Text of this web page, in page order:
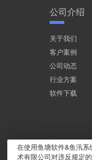
公司介绍
关于我们
客户案例
公司动态
行业方案
软件下载
在使用鱼塘软件&鱼汛
术有限公司对违反规定